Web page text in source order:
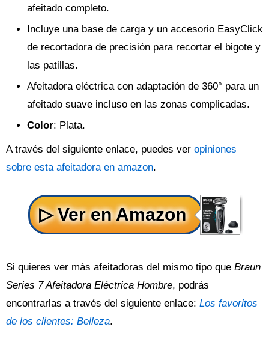
afeitado completo.
Incluye una base de carga y un accesorio EasyClick
de recortadora de precisión para recortar el bigote y
las patillas.
Afeitadora eléctrica con adaptación de 360° para un
afeitado suave incluso en las zonas complicadas.
Color: Plata.
A través del siguiente enlace, puedes ver opiniones
sobre esta afeitadora en amazon.
Si quieres ver más afeitadoras del mismo tipo que Braun
Series 7 Afeitadora Eléctrica Hombre, podrás
encontrarlas a través del siguiente enlace: Los favoritos
de los clientes: Belleza.